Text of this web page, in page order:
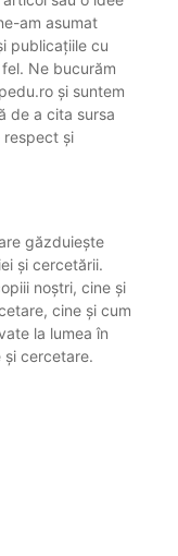
am asumat
publicațiile cu
Ne bucurăm
și suntem
de a cita sursa
respect și
găzduiește
și cercetării.
noștri, cine și
cine și cum
la lumea în
și cercetare.